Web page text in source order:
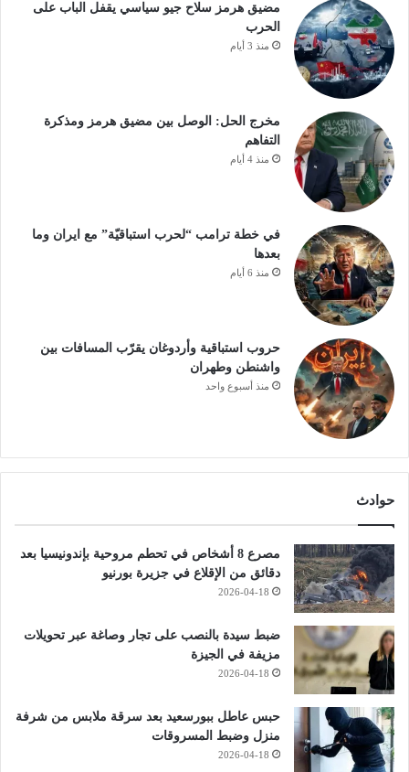
مضيق هرمز سلاح جيو سياسي يقفل الباب على
الحرب
منذ 3 أيام
مخرج الحل: الوصل بين مضيق هرمز ومذكرة
التفاهم
منذ 4 أيام
في خطة ترامب “لحرب استباقيّة” مع ايران وما
بعدها
منذ 6 أيام
حروب استباقية وأردوغان يقرّب المسافات بين
واشنطن وطهران
منذ أسبوع واحد
حوادث
مصرع 8 أشخاص في تحطم مروحية بإندونيسيا بعد
دقائق من الإقلاع في جزيرة بورنيو
2026-04-18
ضبط سيدة بالنصب على تجار وصاغة عبر تحويلات
مزيفة في الجيزة
2026-04-18
حبس عاطل ببورسعيد بعد سرقة ملابس من شرفة
منزل وضبط المسروقات
2026-04-18